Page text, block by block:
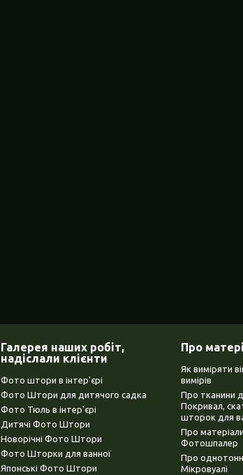
Галерея наших робіт,
надіслали клієнти
Фото штори в інтер'єрі
Фото Штори для дитячого садка
Фото Тюль в інтер'єрі
Дитячі Фото Штори
Новорічні Фото Штори
Фото Шторки для ванної
Японські Фото Штори
Про
Як виміряти
вимірів
Про тканини
Покривал,
шторок для
Про
Фотошпалер
Про
Мікровуалі